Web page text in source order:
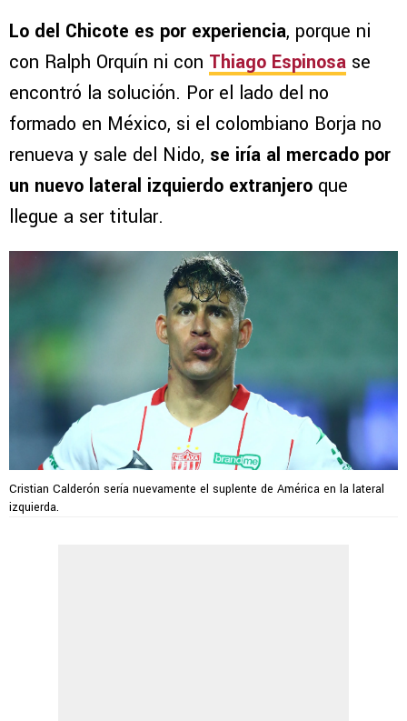
Lo del Chicote es por experiencia, porque ni
con Ralph Orquín ni con Thiago Espinosa se
encontró la solución. Por el lado del no
formado en México, si el colombiano Borja no
renueva y sale del Nido, se iría al mercado por
un nuevo lateral izquierdo extranjero que
llegue a ser titular.
Cristian Calderón sería nuevamente el suplente de América en la lateral
izquierda.